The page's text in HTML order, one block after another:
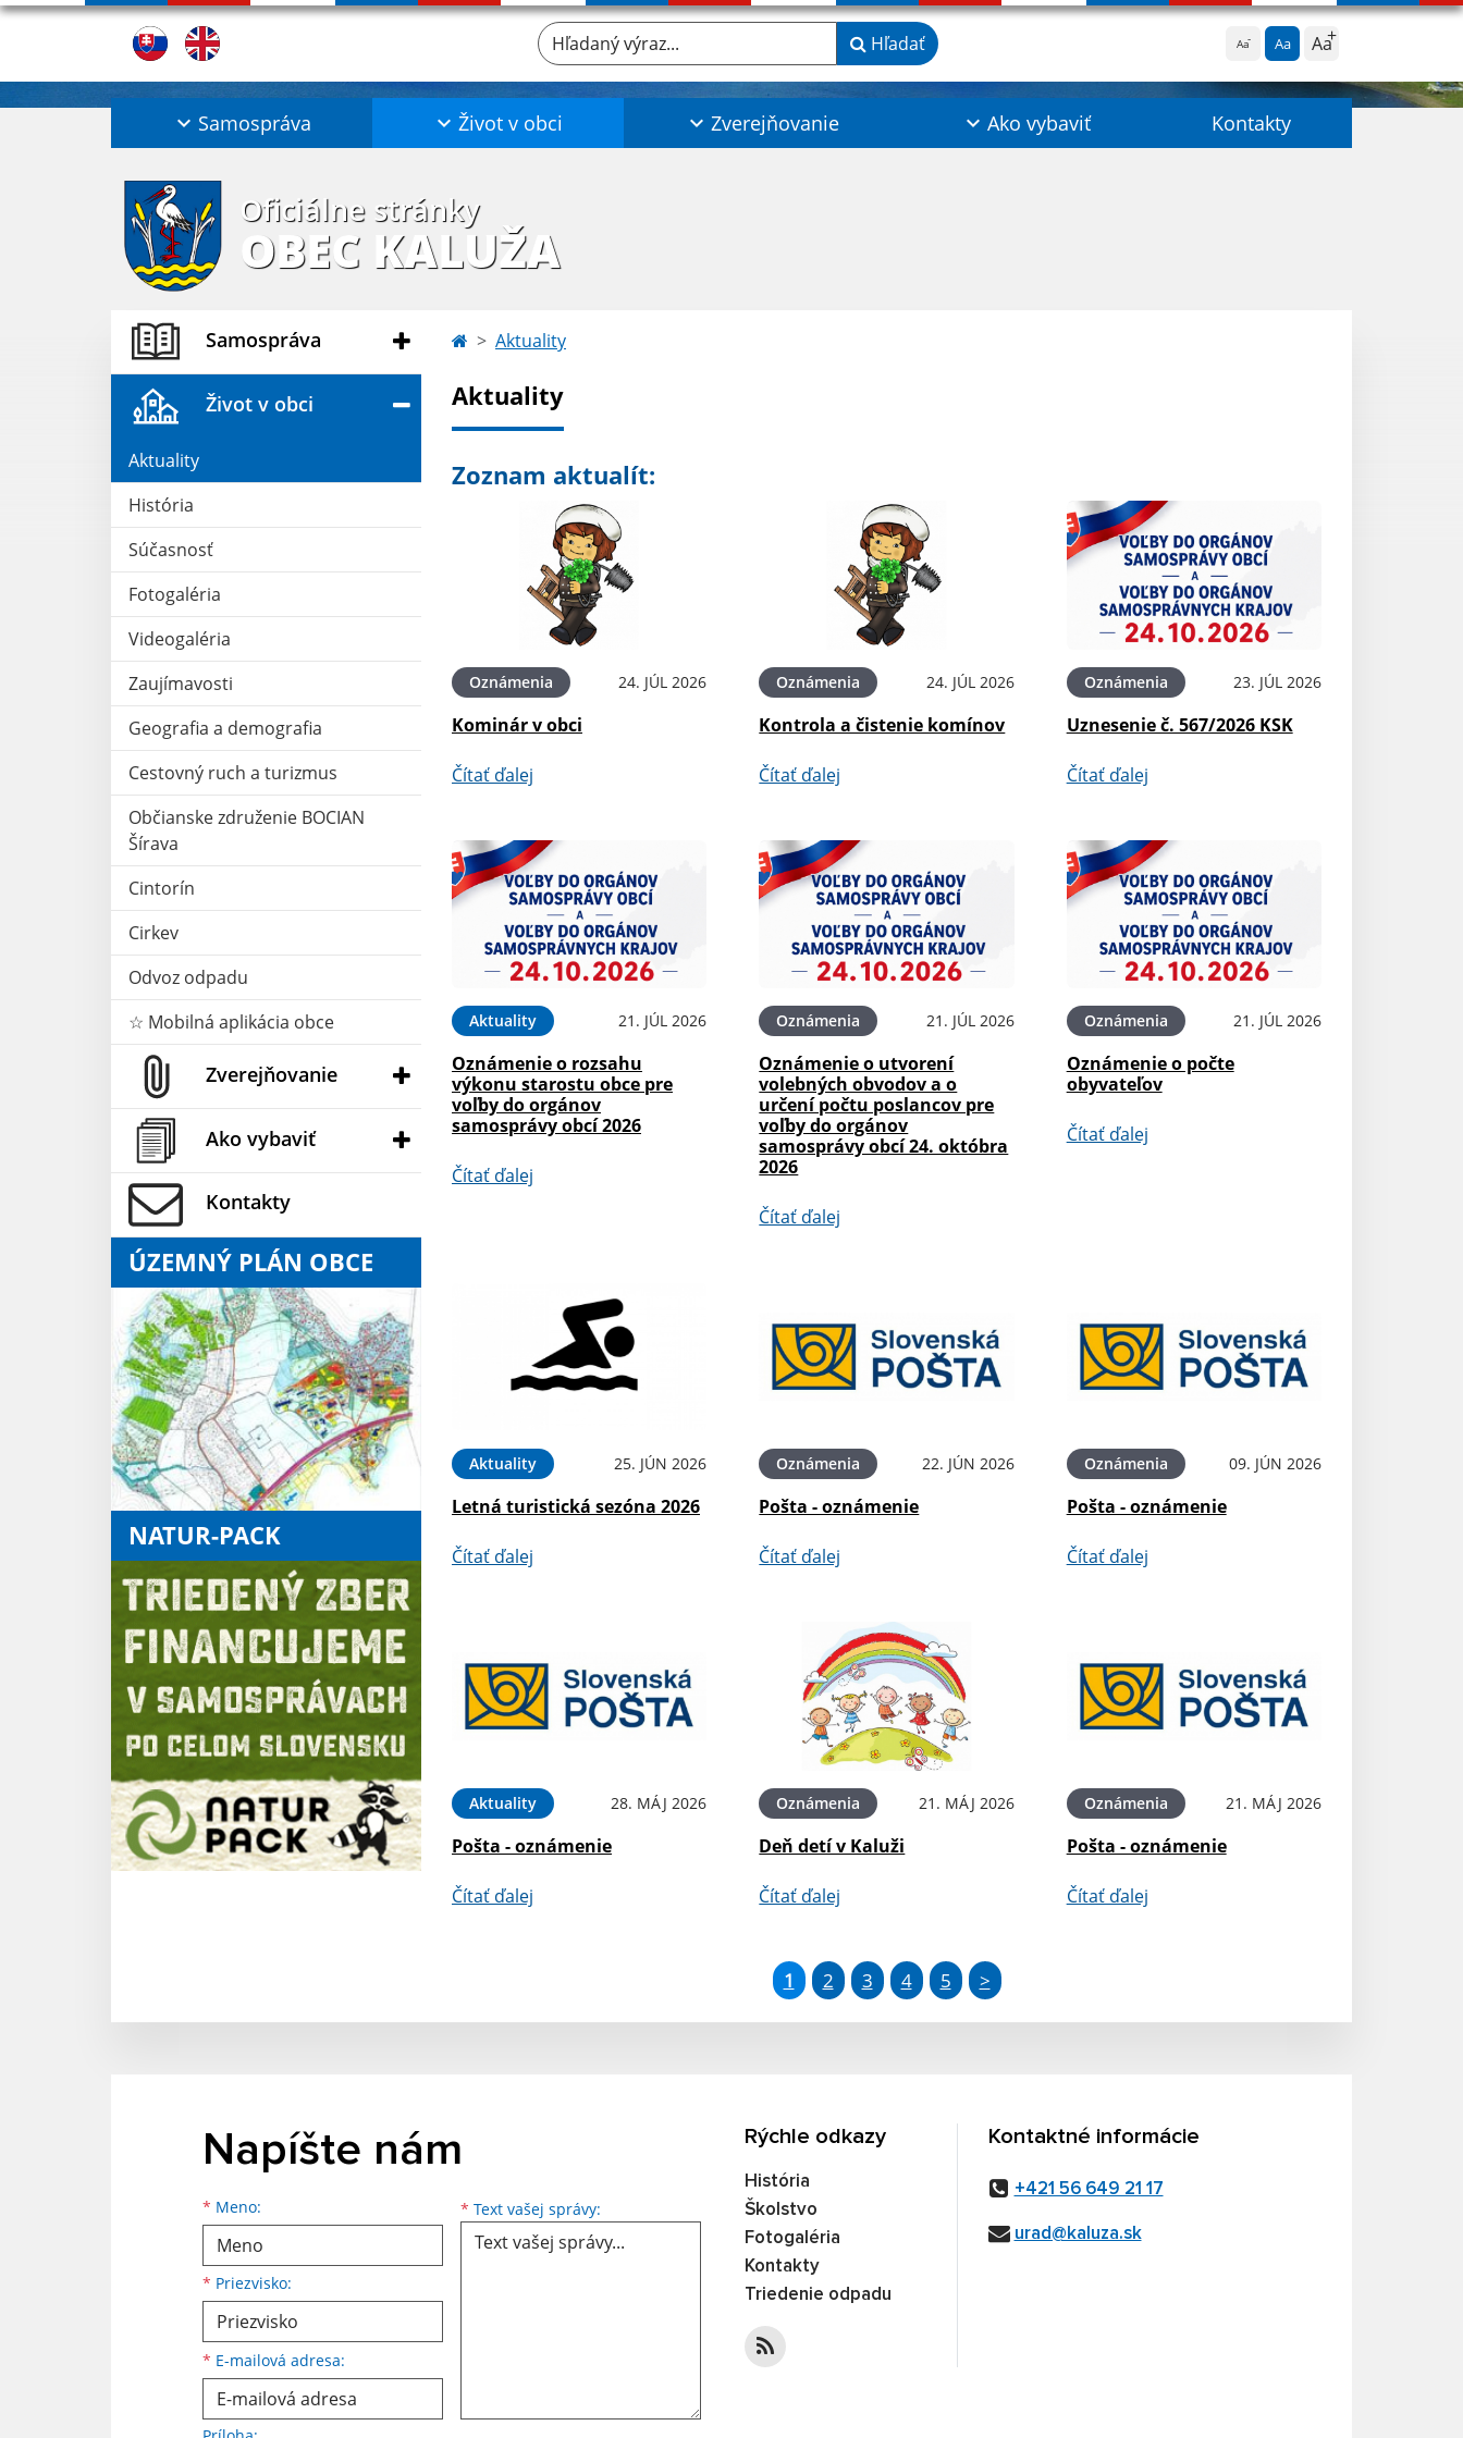
Aa Aa Aa
Hľadaný výraz... Hľadať
Samospráva Život v obci Zverejňovanie Ako vybaviť Kontakty
Oficiálne stránky
OBEC KALUŽA
Samospráva
Život v obci
Aktuality
História
Súčasnosť
Fotogaléria
Videogaléria
Zaujímavosti
Geografia a demografia
Cestovný ruch a turizmus
Občianske združenie BOCIAN
Šírava
Cintorín
Cirkev
Odvoz odpadu
☆ Mobilná aplikácia obce
Zverejňovanie
Ako vybaviť
Kontakty
ÚZEMNÝ PLÁN OBCE
NATUR-PACK
Aktuality
Aktuality
Zoznam aktualít:
Oznámenia 24. JÚL 2026
Kominár v obci
Čítať ďalej
Oznámenia 24. JÚL 2026
Kontrola a čistenie komínov
Čítať ďalej
Oznámenia 23. JÚL 2026
Uznesenie č. 567/2026 KSK
Čítať ďalej
Aktuality 21. JÚL 2026
Oznámenie o rozsahu
výkonu starostu obce pre
voľby do orgánov
samosprávy obcí 2026
Čítať ďalej
Oznámenia 21. JÚL 2026
Oznámenie o utvorení
volebných obvodov a o
určení počtu poslancov pre
voľby do orgánov
samosprávy obcí 24. októbra
2026
Čítať ďalej
Oznámenia 21. JÚL 2026
Oznámenie o počte
obyvateľov
Čítať ďalej
Aktuality 25. JÚN 2026
Letná turistická sezóna 2026
Čítať ďalej
Oznámenia 22. JÚN 2026
Pošta - oznámenie
Čítať ďalej
Oznámenia 09. JÚN 2026
Pošta - oznámenie
Čítať ďalej
Aktuality 28. MÁJ 2026
Pošta - oznámenie
Čítať ďalej
Oznámenia 21. MÁJ 2026
Deň detí v Kaluži
Čítať ďalej
Oznámenia 21. MÁJ 2026
Pošta - oznámenie
Čítať ďalej
1 2 3 4 5 >
Napíšte nám
* Meno:
Meno
* Priezvisko:
Priezvisko
* E-mailová adresa:
E-mailová adresa * Text vašej správy: Text vašej správy...
Rýchle odkazy
História
Školstvo
Fotogaléria
Kontakty
Triedenie odpadu
Kontaktné informácie
+421 56 649 21 17
urad@kaluza.sk